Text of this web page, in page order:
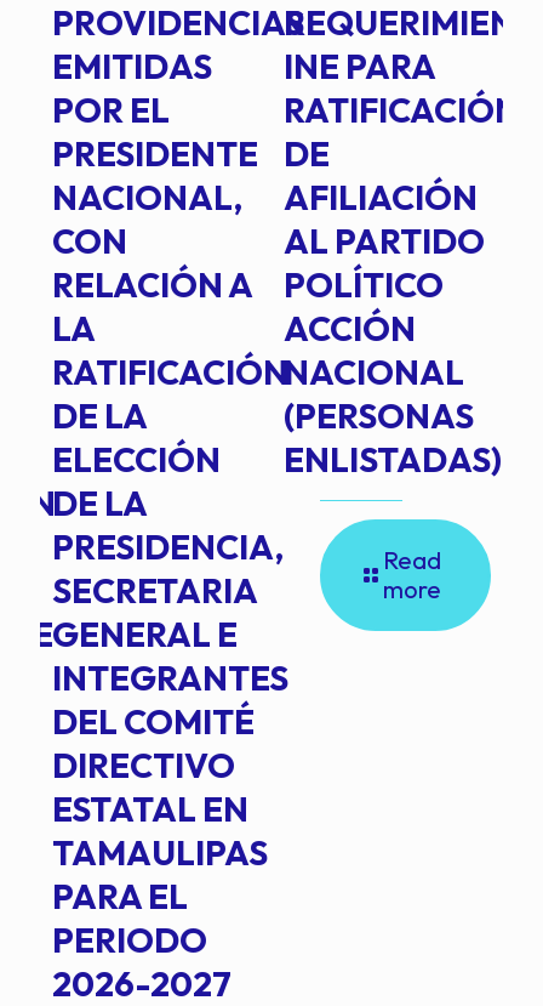
PROVIDENCIAS
EMITIDAS
POR EL
PRESIDENTE
NACIONAL,
CON
RELACIÓN A
LA
RATIFICACIÓN
DE LA
ELECCIÓN
DE LA
PRESIDENCIA,
SECRETARIA
GENERAL E
INTEGRANTES
DEL COMITÉ
DIRECTIVO
ESTATAL EN
TAMAULIPAS
PARA EL
PERIODO
2026-2027
INE PARA
RATIFICACIÓN
DE
AFILIACIÓN
AL PARTIDO
POLÍTICO
ACCIÓN
NACIONAL
(PERSONAS
ENLISTADAS)
Read
more